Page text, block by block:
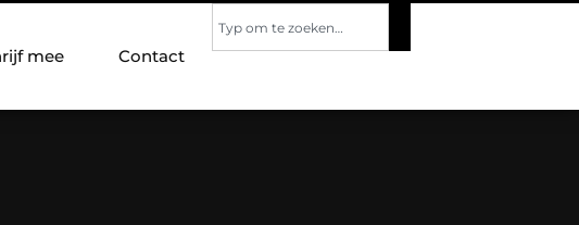
mee Contact